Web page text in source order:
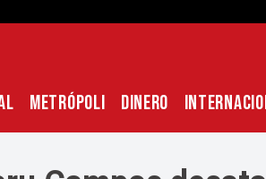
METRÓPOLI DINERO